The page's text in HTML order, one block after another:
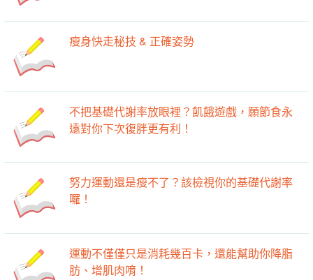
瘦身快走秘技 & 正確姿勢
不把基礎代謝率放眼裡？飢餓遊戲，願節食永
遠對你下次復胖更有利！
努力運動還是瘦不了？該檢視你的基礎代謝率
囉！
運動不僅僅只是消耗幾百卡，還能幫助你降脂
肪、增肌肉唷！